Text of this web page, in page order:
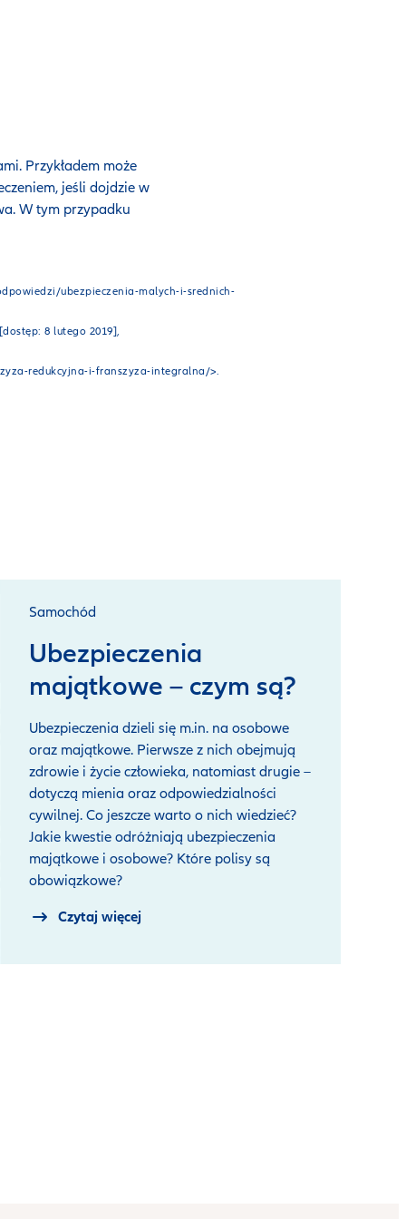
Przykładem może
jeśli dojdzie w
W tym przypadku
ubezpieczenia-malych-i-srednich-
8 lutego 2019],
redukcyjna-i-franszyza-integralna/>.
Samochód
Ubezpieczenia
majątkowe – czym są?
Ubezpieczenia dzieli się m.in. na osobowe
oraz majątkowe. Pierwsze z nich obejmują
zdrowie i życie człowieka, natomiast drugie –
dotyczą mienia oraz odpowiedzialności
cywilnej. Co jeszcze warto o nich wiedzieć?
Jakie kwestie odróżniają ubezpieczenia
majątkowe i osobowe? Które polisy są
obowiązkowe?
Czytaj więcej